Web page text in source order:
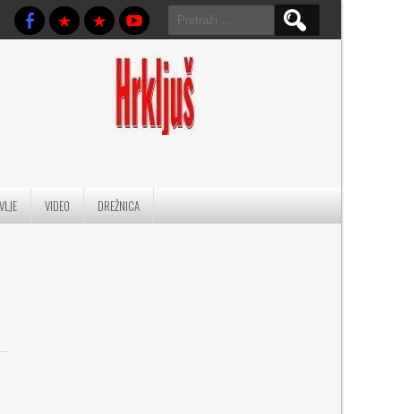
Pretraga:
VIDEO DREŽNICA